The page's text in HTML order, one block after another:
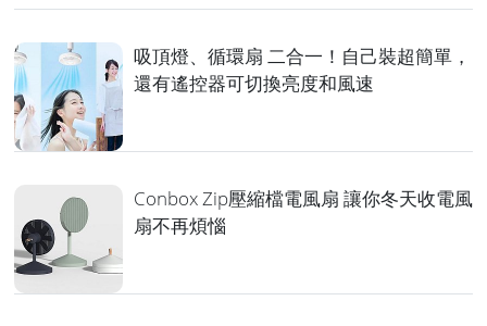
吸頂燈、循環扇 二合一！自己裝超簡單，
還有遙控器可切換亮度和風速
Conbox Zip壓縮檔電風扇 讓你冬天收電風
扇不再煩惱